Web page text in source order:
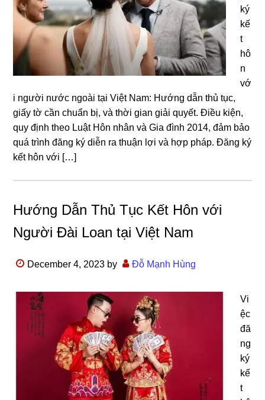
ký
kế
t
hô
n
vớ
i người nước ngoài tại Việt Nam: Hướng dẫn thủ tục,
giấy tờ cần chuẩn bị, và thời gian giải quyết. Điều kiện,
quy định theo Luật Hôn nhân và Gia đình 2014, đảm bảo
quá trình đăng ký diễn ra thuận lợi và hợp pháp. Đăng ký
kết hôn với […]
Hướng Dẫn Thủ Tục Kết Hôn với
Người Đài Loan tại Việt Nam
December 4, 2023 by Đỗ Mạnh Hùng
Vi
ệc
đă
ng
ký
kế
t